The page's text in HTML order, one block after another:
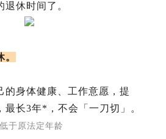
退休时间了。
的身体健康、工作意愿，提
最长3年*，不会「一刀切」。
于原法定年龄